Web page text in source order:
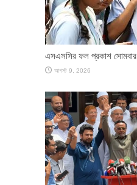
এসএসসির ফল প্রকাশ সোমবার
আগস্ট 9, 2026